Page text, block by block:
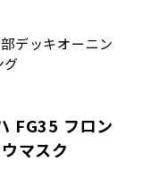
デッキオーニン
グ
FG35 フロン
マスク